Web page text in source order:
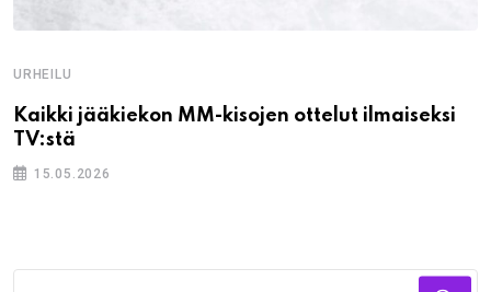
URHEILU
Kaikki jääkiekon MM-kisojen ottelut ilmaiseksi
TV:stä
15.05.2026